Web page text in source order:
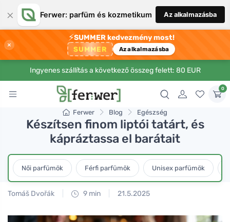
× Ferwer: parfüm és kozmetikum Az alkalmazásba
×
⚡SUMMER kedvezmény most!
SUMMER Az alkalmazásba
Ingyenes szállítás a következő összeg felett: 80 EUR
0
Ferwer Blog Egészség
Készítsen finom liptói tatárt, és
kápráztassa el barátait
Női parfümök Férfi parfümök Unisex parfümök
Tomáš Dvořák 9 min 21.5.2025